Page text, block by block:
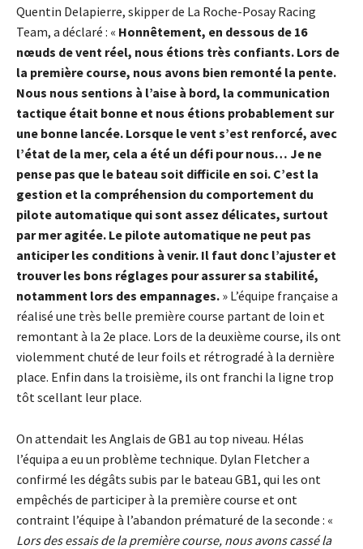
Quentin Delapierre, skipper de La Roche-Posay Racing
Team, a déclaré : « Honnêtement, en dessous de 16
nœuds de vent réel, nous étions très confiants. Lors de
la première course, nous avons bien remonté la pente.
Nous nous sentions à l’aise à bord, la communication
tactique était bonne et nous étions probablement sur
une bonne lancée. Lorsque le vent s’est renforcé, avec
l’état de la mer, cela a été un défi pour nous… Je ne
pense pas que le bateau soit difficile en soi. C’est la
gestion et la compréhension du comportement du
pilote automatique qui sont assez délicates, surtout
par mer agitée. Le pilote automatique ne peut pas
anticiper les conditions à venir. Il faut donc l’ajuster et
trouver les bons réglages pour assurer sa stabilité,
notamment lors des empannages. » L’équipe française a
réalisé une très belle première course partant de loin et
remontant à la 2e place. Lors de la deuxième course, ils ont
violemment chuté de leur foils et rétrogradé à la dernière
place. Enfin dans la troisième, ils ont franchi la ligne trop
tôt scellant leur place.
On attendait les Anglais de GB1 au top niveau. Hélas
l’équipa a eu un problème technique. Dylan Fletcher a
confirmé les dégâts subis par le bateau GB1, qui les ont
empêchés de participer à la première course et ont
contraint l’équipe à l’abandon prématuré de la seconde : «
Lors des essais de la première course, nous avons cassé la